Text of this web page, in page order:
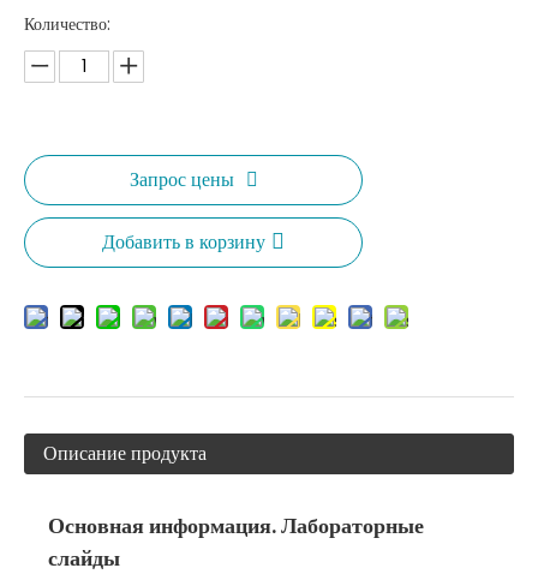
Количество:
Запрос цены
Добавить в корзину
Описание продукта
Основная информация. Лабораторные
слайды